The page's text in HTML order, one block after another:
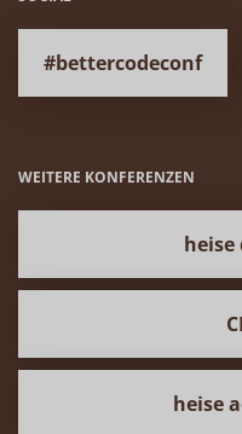
#bettercodeconf
WEITERE KONFERENZEN
heise
heise